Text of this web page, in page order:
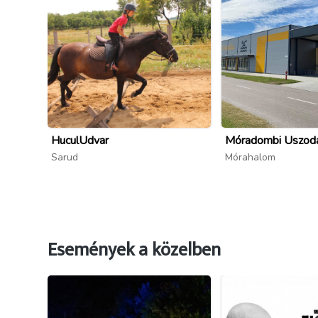
HuculUdvar
Sarud
Móradombi
Mórahalom
Események a közelben